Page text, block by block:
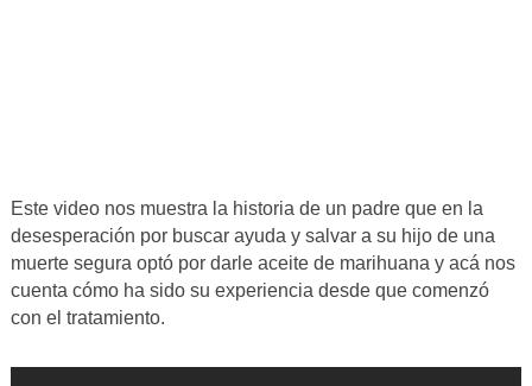
Este video nos muestra la historia de un padre que en la
desesperación por buscar ayuda y salvar a su hijo de una
muerte segura optó por darle aceite de marihuana y acá nos
cuenta cómo ha sido su experiencia desde que comenzó
con el tratamiento.